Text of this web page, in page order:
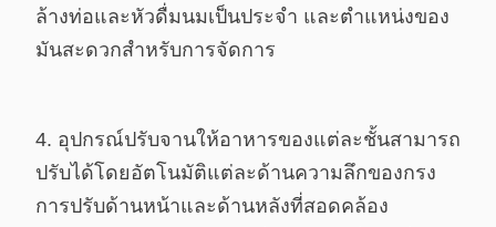
ล้างท่อและหัวดื่มนมเป็นประจำ และตำแหน่งของ
มันสะดวกสำหรับการจัดการ
4. อุปกรณ์ปรับจานให้อาหารของแต่ละชั้นสามารถ
ปรับได้โดยอัตโนมัติแต่ละด้านความลึกของกรง
การปรับด้านหน้าและด้านหลังที่สอดคล้อง